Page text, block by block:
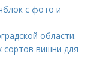
с фото и
области.
сортов вишни для